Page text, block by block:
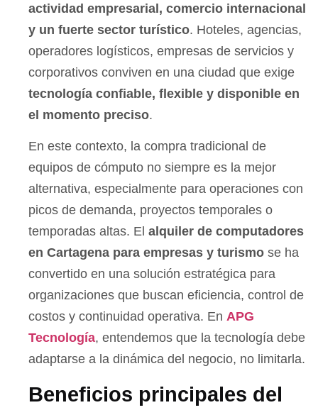
actividad empresarial, comercio internacional
y un fuerte sector turístico. Hoteles, agencias,
operadores logísticos, empresas de servicios y
corporativos conviven en una ciudad que exige
tecnología confiable, flexible y disponible en
el momento preciso.
En este contexto, la compra tradicional de
equipos de cómputo no siempre es la mejor
alternativa, especialmente para operaciones con
picos de demanda, proyectos temporales o
temporadas altas. El alquiler de computadores
en Cartagena para empresas y turismo se ha
convertido en una solución estratégica para
organizaciones que buscan eficiencia, control de
costos y continuidad operativa. En APG
Tecnología, entendemos que la tecnología debe
adaptarse a la dinámica del negocio, no limitarla.
Beneficios principales del